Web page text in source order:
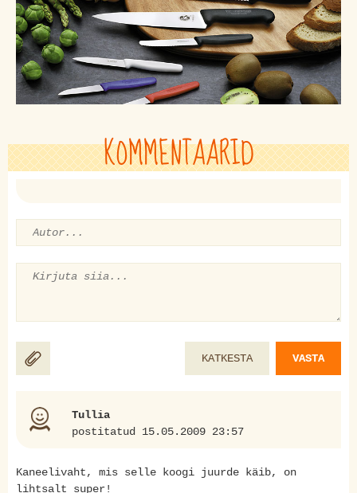
KOMMENTAARID
KATKESTA VASTA
Tullia
postitatud 15.05.2009 23:57
Kaneelivaht, mis selle koogi juurde käib, on
lihtsalt super!